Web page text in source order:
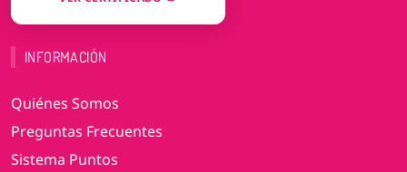
INFORMACIÓN
Quiénes Somos
Preguntas Frecuentes
Sistema Puntos